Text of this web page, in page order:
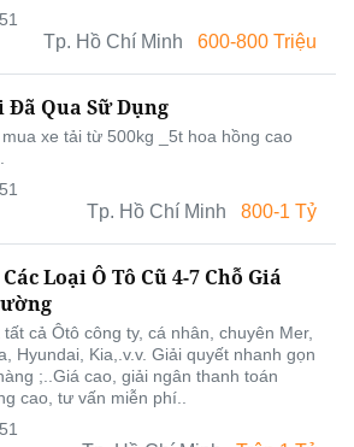
Tp. Hồ Chí Minh 600-800 Triệu
Đã Qua Sữ Dụng
xe tải từ 500kg _5t hoa hồng cao
Tp. Hồ Chí Minh 800-1 Tỷ
Loại Ô Tô Cũ 4-7 Chỗ Giá
tất cả Ôtô công ty, cá nhân, chuyên Mer,
Hyundai, Kia,.v.v. Giải quyết nhanh gọn
;..Giá cao, giải ngân thanh toán
cao, tư vấn miễn phí..